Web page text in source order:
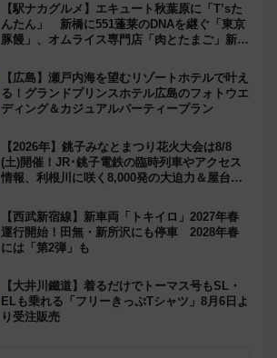
【駅ナカグルメ】エキュート秋葉原に「T’sた
んたん」 新橋に551蓬莱のDNAを継ぐ「東京
豚饅」、オムライス専門店「肉とたまご」新グ
【広島】瀬戸内海を望むリゾートホテルで叶え
る！グランドプリンスホテル広島のフォトウエ
ディング＆カジュアルパーティープラン
【2026年】銚子みなとまつり花火大会は8/8
(土)開催！JR･銚子電鉄の臨時列車やアクセス
情報、利根川に咲く8,000発の大迫力＆屋台を
【西武新宿線】新車両「トキイロ」2027年春
運行開始！田無・新所沢にも停車 2028年春
には「第2弾」も
【大井川鐵道】着るだけでトーマス号もSL・
ELも乗れる「フリーきっぷTシャツ」8月6日よ
り受注販売